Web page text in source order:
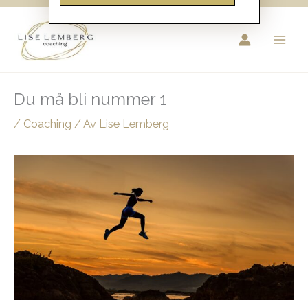
Du må bli nummer 1
/ Coaching / Av Lise Lemberg